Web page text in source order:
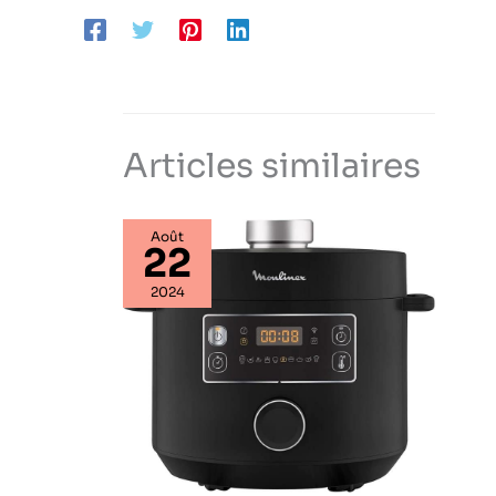
programmable. Inclut
une plate-forme en
Articles similaires
Août
22
2024